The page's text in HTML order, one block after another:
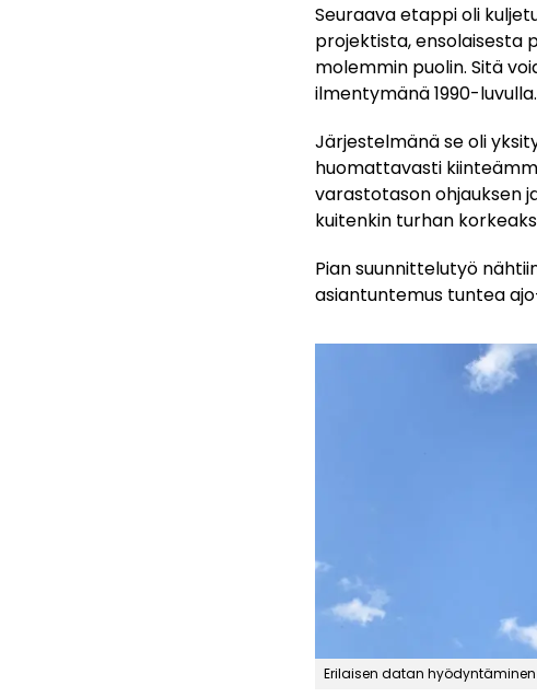
Seuraava etappi oli
projektista, ensolaisesta
molemmin puolin. Sitä
ilmentymänä 1990-luvulla.
Järjestelmänä se oli
huomattavasti
varastotason ohjauksen
kuitenkin turhan
Pian suunnittelutyö
asiantuntemus tuntea
Erilaisen datan